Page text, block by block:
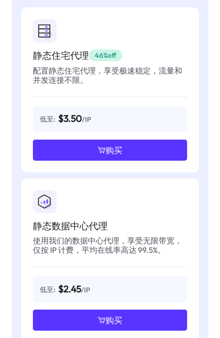
静态住宅代理 46%off
配置静态住宅代理，享受极速稳定，流量和
并发连接不限。
低至: $3.50/IP
购买
静态数据中心代理
使用我们的数据中心代理，享受无限带宽，
仅按 IP 计费，平均在线率高达 99.5%。
低至: $2.45/IP
购买